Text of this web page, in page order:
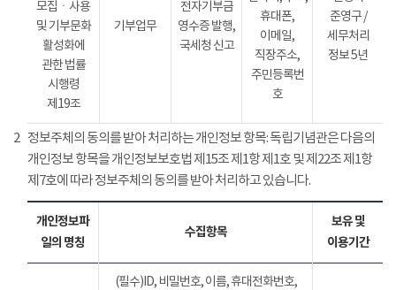
모집ㆍ사용
및 기부문화
활성화에
관한 법률
시행령
제19조
기부업무
전자기부금
영수증 발행,
국세청 신고
휴대폰,
이메일,
직장주소,
주민등록번
호
준영구 /
세무처리
정보 5년
2 정보주체의 동의를 받아 처리하는 개인정보 항목: 독립기념관은 다음의
개인정보 항목을 개인정보보호법 제15조 제1항 제1호 및 제22조 제1항
제7호에 따라 정보주체의 동의를 받아 처리하고 있습니다.
개인정보파
일의 명칭
수집항목
보유 및
이용기간
(필수)ID, 비밀번호, 이름, 휴대전화번호,